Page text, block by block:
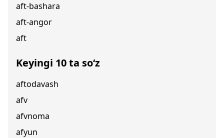
aft-bashara
aft-angor
aft
Keyingi 10 ta so‘z
aftodavash
afv
afvnoma
afyun